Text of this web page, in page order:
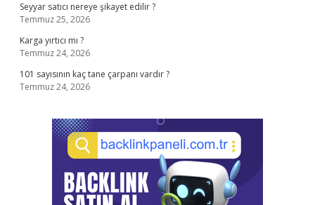
Seyyar satıcı nereye şikayet edilir ?
Temmuz 25, 2026
Karga yırtıcı mı ?
Temmuz 24, 2026
101 sayısının kaç tane çarpanı vardır ?
Temmuz 24, 2026